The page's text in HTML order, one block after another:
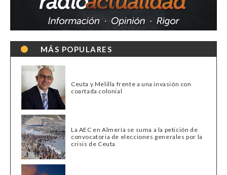
MÁS POPULARES
Ceuta y Melilla frente a una invasión con
coartada colonial
La AEC en Almería se suma a la petición de
convocatoria de elecciones generales por la
crisis de Ceuta